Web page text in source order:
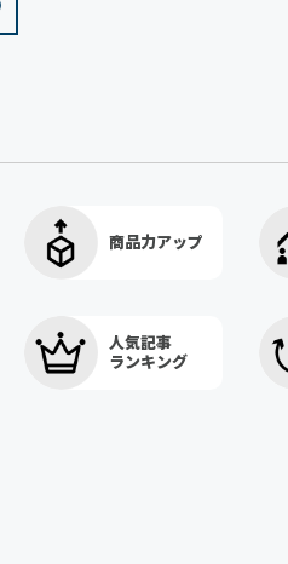
商品力アップ
人気記事
ランキング